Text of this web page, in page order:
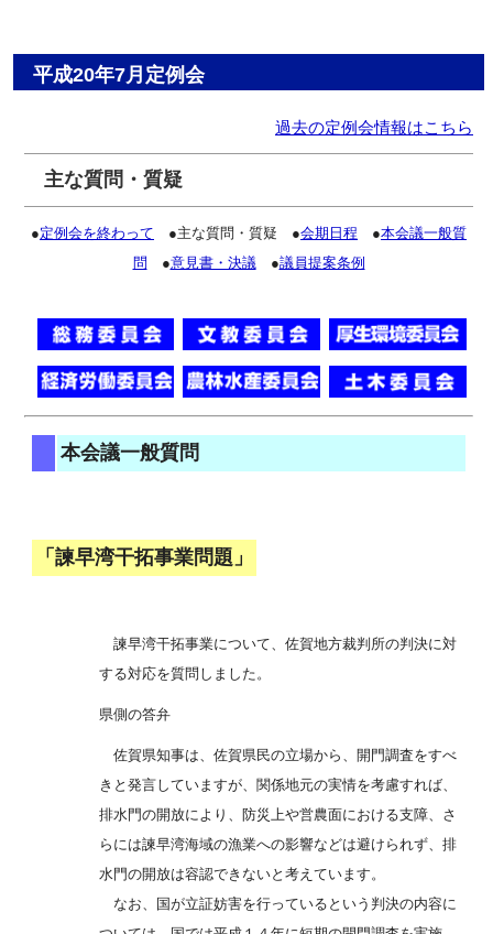
平成20年7月定例会
過去の定例会情報はこちら
主な質問・質疑
●定例会を終わって ●主な質問・質疑 ●会期日程 ●本会議一般質
問 ●意見書・決議●議員提案条例
本会議一般質問
「諫早湾干拓事業問題」
諫早湾干拓事業について、佐賀地方裁判所の判決に対
する対応を質問しました。
県側の答弁
佐賀県知事は、佐賀県民の立場から、開門調査をすべ
きと発言していますが、関係地元の実情を考慮すれば、
排水門の開放により、防災上や営農面における支障、さ
らには諫早湾海域の漁業への影響などは避けられず、排
水門の開放は容認できないと考えています。
なお、国が立証妨害を行っているという判決の内容に